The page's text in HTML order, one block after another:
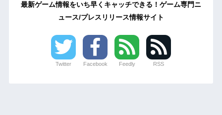
最新ゲーム情報をいち早くキャッチできる！ゲーム専門ニ
ュース/プレスリリース情報サイト
Twitter Facebook Feedly RSS